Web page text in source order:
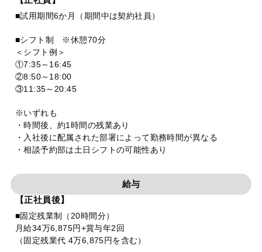
■試用期間6か月（期間中は契約社員）
■シフト制 ※休憩70分
＜シフト例＞
①7:35～16:45
②8:50～18:00
③11:35～20:45
※いずれも
・時間後、約1時間の残業あり
・入社後に配属された部署によって勤務時間が異なる
・相談予約部は土日シフトの可能性あり
給与
【正社員後】
■固定残業制（20時間分）
月給34万6,875円+賞与年2回
（固定残業代 4万6,875円を含む）